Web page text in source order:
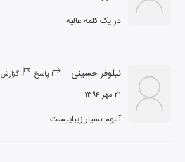
در یک کلمه عالیه
نیلوفر حسینی پاسخ گزارش
۲۱ مهر ۱۳۹۴
آلبوم بسیار زیباییست